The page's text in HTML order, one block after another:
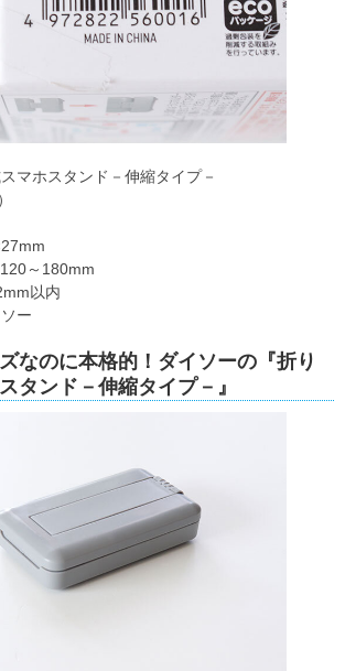
マホスタンド－伸縮タイプ－
～180mm
以内
ー
なのに本格的！ダイソーの『折り
タンド－伸縮タイプ－』